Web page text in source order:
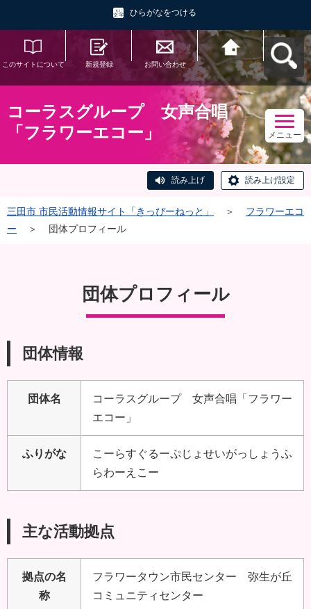
ひらがなをつける
このサイトについて 新規登録 お問い合わせ
三田市 市民活動情報
サイト「きっぴーね
っと」へ戻る
コーラスグループ 女声合唱
「フラワーエコー」
メニュー
読み上げ 読み上げ設定
三田市 市民活動情報サイト「きっぴーねっと」 ＞
フラワーエコ
ー
＞ 団体プロフィール
団体プロフィール
団体情報
団体名
コーラスグループ 女声合唱「フラワー
エコー」
ふりがな
こーらすぐるーぷじょせいがっしょうふ
らわーえこー
主な活動拠点
拠点の名
称
フラワータウン市民センター 弥生が丘
コミュニティセンター